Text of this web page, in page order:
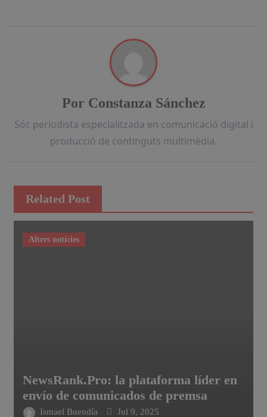
Por Constanza Sánchez
Sóc periodista especialitzada en comunicació digital i
producció de continguts multimèdia.
Related Post
Altres notícies
NewsRank.Pro: la plataforma líder en
envío de comunicados de premsa
Ismael Buendía Jul 9, 2025